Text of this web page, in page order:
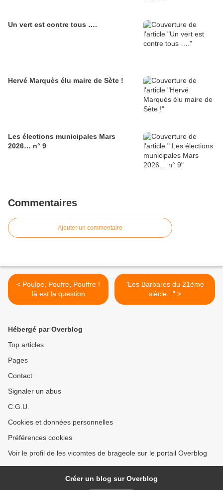
Un vert est contre tous ….
Hervé Marquès élu maire de Sète !
Les élections municipales Mars
2026… n° 9
Commentaires
Ajouter un commentaire
< Poulpe, Poufre, Pouffre !
là est la question
"Les Barbares du 21ème
siècle..." >
Hébergé par Overblog
Top articles
Pages
Contact
Signaler un abus
C.G.U.
Cookies et données personnelles
Préférences cookies
Voir le profil de les vicomtes de brageole sur le portail Overblog
Créer un blog sur Overblog